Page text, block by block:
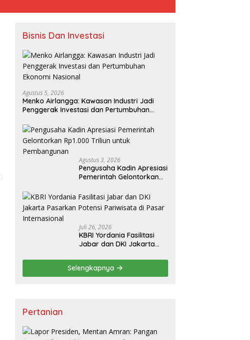
Bisnis Dan Investasi
Agustus 5, 2026
Menko Airlangga: Kawasan Industri Jadi
Penggerak Investasi dan Pertumbuhan
Agustus 3, 2026
Pengusaha Kadin Apresiasi
Pemerintah Gelontorkan
Pembangunan
Juli 26, 2026
KBRI Yordania Fasilitasi
Jabar dan DKI Jakarta
Pariwisata di Pasar
Internasional
Selengkapnya
Pertanian